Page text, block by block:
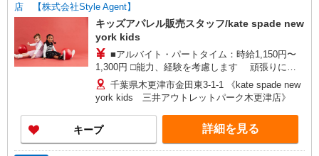
店 【株式会社Style Agent】
キッズアパレル販売スタッフ/kate spade new
york kids
■アルバイト・パートタイム：時給1,150円〜
1,300円 □能力、経験を考慮します 頑張りに応
じて昇給の可能性あり □別途交通費全額支給
千葉県木更津市金田東3-1-1 《kate spade new
york kids 三井アウトレットパーク木更津店》
キープ 詳細を見る